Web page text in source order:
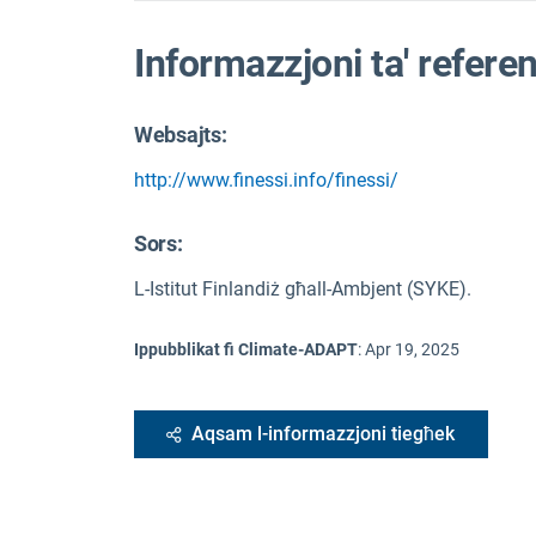
Informazzjoni ta'
Websajts:
http://www.finessi.info/finessi/
Sors:
L-Istitut Finlandiż għall-Ambjent (SYKE).
Ippubblikat fi Climate-ADAPT:Apr 19, 2025
Aqsam l-informazzjoni tiegħek